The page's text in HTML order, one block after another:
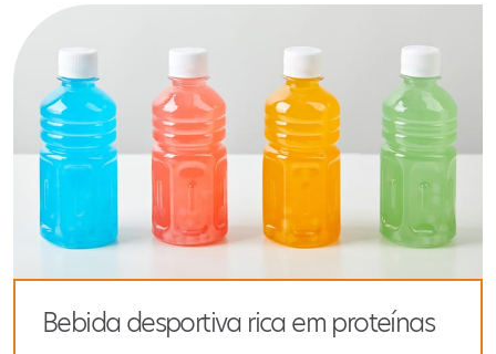
Bebida desportiva rica em proteínas